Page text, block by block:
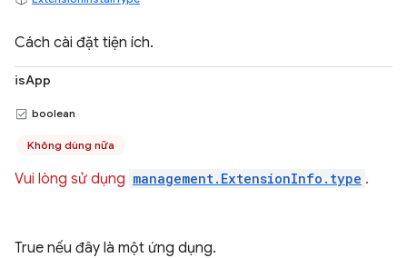
Cách cài đặt tiện ích.
isApp
boolean
Không dùng nữa
Vui lòng sử dụng management.ExtensionInfo.type .
True nếu đây là một ứng dụng.